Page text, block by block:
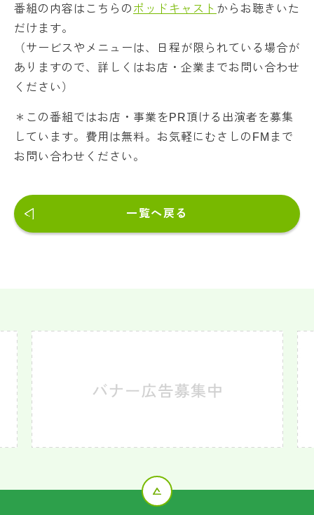
番組の内容はこちらの ポッドキャスト からお聴きいた
だけます。
（サービスやメニューは、日程が限られている場合が
ありますので、詳しくはお店・企業までお問い合わせ
ください）
＊この番組ではお店・事業をPR頂ける出演者を募集
しています。費用は無料。お気軽にむさしのFMまで
お問い合わせください。
一覧へ戻る